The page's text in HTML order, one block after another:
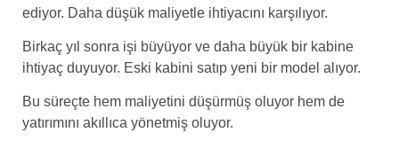
ediyor. Daha düşük maliyetle ihtiyacını karşılıyor.
Birkaç yıl sonra işi büyüyor ve daha büyük bir kabine
ihtiyaç duyuyor. Eski kabini satıp yeni bir model alıyor.
Bu süreçte hem maliyetini düşürmüş oluyor hem de
yatırımını akıllıca yönetmiş oluyor.